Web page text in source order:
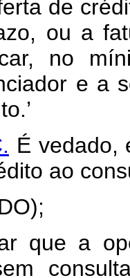
de
ou a
no
e a
É vedado,
ao
que a